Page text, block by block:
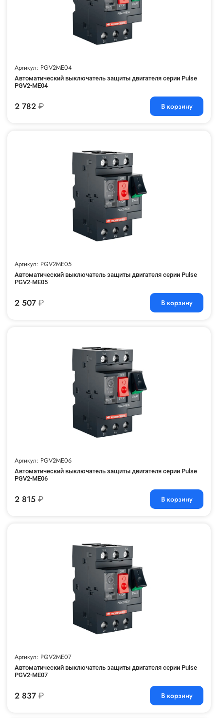
Артикул: PGV2ME04
Автоматический выключатель защиты двигателя серии Pulse
PGV2-ME04
2 782 ₽ В корзину
Артикул: PGV2ME05
Автоматический выключатель защиты двигателя серии Pulse
PGV2-ME05
2 507 ₽ В корзину
Артикул: PGV2ME06
Автоматический выключатель защиты двигателя серии Pulse
PGV2-ME06
2 815 ₽ В корзину
Артикул: PGV2ME07
Автоматический выключатель защиты двигателя серии Pulse
PGV2-ME07
2 837 ₽ В корзину